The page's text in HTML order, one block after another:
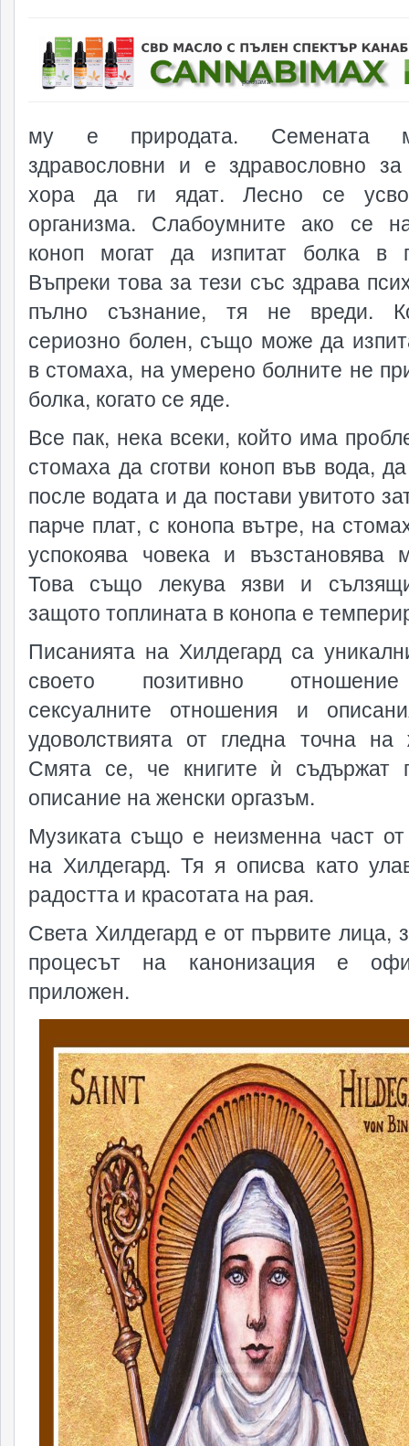
реклама
му е природата. Семената
здравословни и е здравословно
хора да ги ядат. Лесно се
организма. Слабоумните ако се
коноп могат да изпитат болка в
Въпреки това за тези със здрава
пълно съзнание, тя не вреди.
сериозно болен, също може да
в стомаха, на умерено болните не
болка, когато се яде.
Все пак, нека всеки, който има
стомаха да сготви коноп във вода,
после водата и да постави увитото
парче плат, с конопа вътре, на
успокоява човека и възстановява
Това също лекува язви и
защото топлината в конопa е
Писанията на Хилдегард са
своето позитивно
сексуалните отношения и
удоволствията от гледна точна на
Смята се, че книгите ѝ съдържат
описание на женски оргазъм.
Музиката също е неизменна част
на Хилдегард. Тя я описва като
радостта и красотата на рая.
Света Хилдегард е от първите лица,
процесът на канонизация е
приложен.